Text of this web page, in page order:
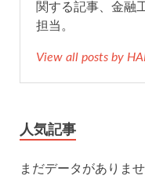
関する記事、金融
担当。
View all posts by
人気記事
まだデータがありませ